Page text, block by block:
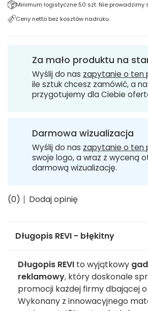
Minimum logistyczne 50 szt. Nie prowadzimy
Ceny netto bez kosztów nadruku.
Za mało produktu na
Wyślij do nas zapytanie o ten
ile sztuk chcesz zamówić, a
przygotujemy dla Ciebie
Darmowa wizualizacja
Wyślij do nas zapytanie o ten
swoje logo, a wraz z wyceną
darmową wizualizację.
(0) Dodaj opinię
Długopis REVI - błękitny
Długopis REVI to wyjątkowy
reklamowy, który doskonale
promocji każdej firmy dbającej
Wykonany z innowacyjnego